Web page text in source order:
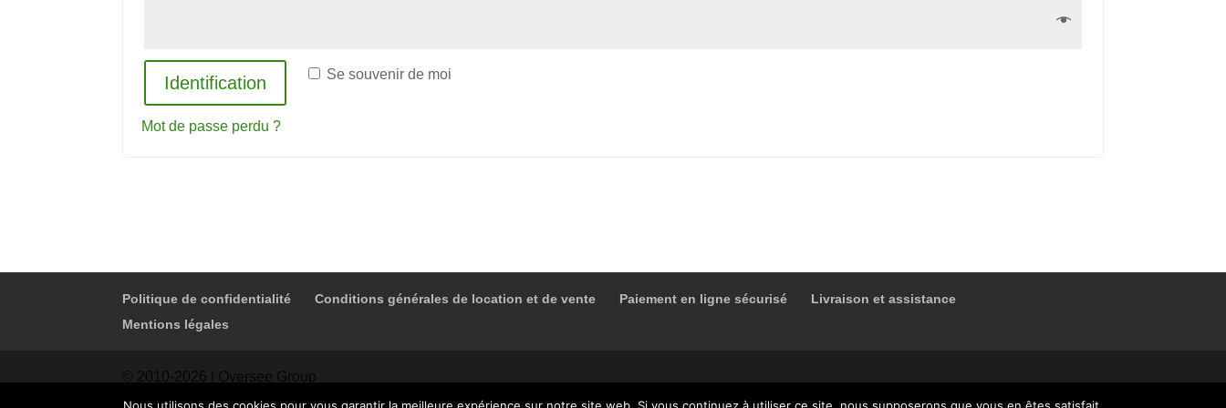
Se souvenir de moi
Identification
Mot de passe perdu ?
Politique de confidentialité Conditions générales de location et de vente Paiement en ligne sécurisé
Livraison et assistance
Mentions légales
© 2010-2026 | Oversee Group